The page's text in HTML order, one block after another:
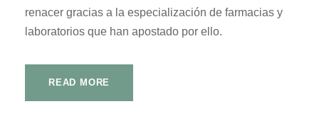
renacer gracias a la especialización de farmacias y
laboratorios que han apostado por ello.
READ MORE